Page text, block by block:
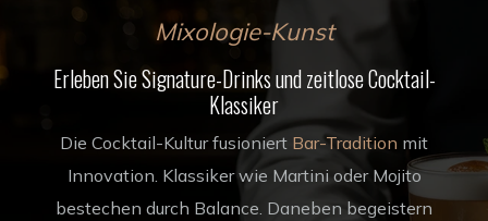
Mixologie-Kunst
Erleben Sie Signature-Drinks und zeitlose Cocktail-
Klassiker
Die Cocktail-Kultur fusioniert Bar-Tradition mit
Innovation. Klassiker wie Martini oder Mojito
bestechen durch Balance. Daneben begeistern